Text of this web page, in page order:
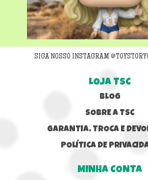
SIGA NOSSO INSTAGRAM
LOJA TSC
BLOG
SOBRE A TSC
GARANTIA, TROCA E
POLÍTICA DE
MINHA CONTA